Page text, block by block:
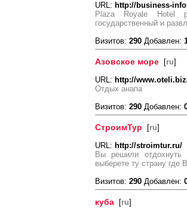
URL: http://business-
Рlaza Royale Hotel
государственный и
Визитов: 290 Добавлен:
Азовское море [ru]
URL: http://
Отдых анапа
Визитов: 290 Добавлен:
СтроимТур [ru]
URL: http://stroimtur.ru/
Вы решили
выберете ту страну где
Визитов: 290 Добавлен:
куба [ru]